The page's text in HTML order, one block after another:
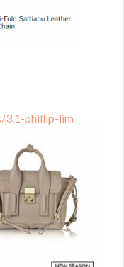
3.1-phillip-lim